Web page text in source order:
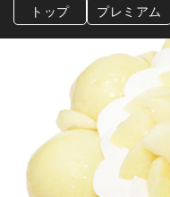
トップ プレミアム